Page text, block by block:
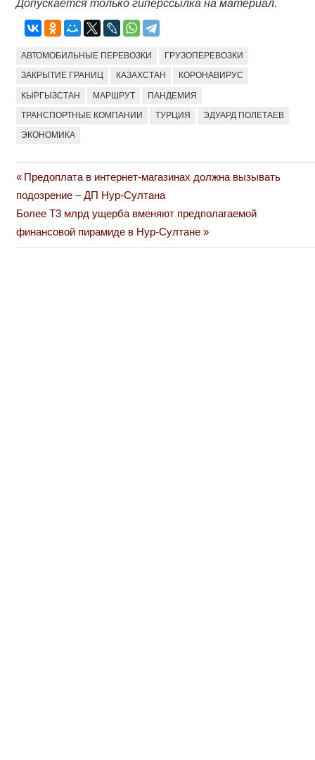
Допускается только гиперссылка на материал.
АВТОМОБИЛЬНЫЕ ПЕРЕВОЗКИ ГРУЗОПЕРЕВОЗКИ
ЗАКРЫТИЕ ГРАНИЦ КАЗАХСТАН КОРОНАВИРУС
КЫРГЫЗСТАН МАРШРУТ ПАНДЕМИЯ
ТРАНСПОРТНЫЕ КОМПАНИИ ТУРЦИЯ ЭДУАРД ПОЛЕТАЕВ
ЭКОНОМИКА
Навигация
по
записям
Previous
Post:
Предоплата в интернет-магазинах должна вызывать
подозрение – ДП Нур-Султана
Next
Post:
Более Т3 млрд ущерба вменяют предполагаемой
финансовой пирамиде в Нур-Султане